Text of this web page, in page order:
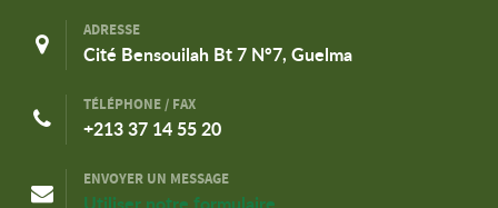
ADRESSE
Cité Bensouilah Bt 7 N°7, Guelma
TÉLÉPHONE / FAX
+213 37 14 55 20
ENVOYER UN MESSAGE
Utiliser notre formulaire